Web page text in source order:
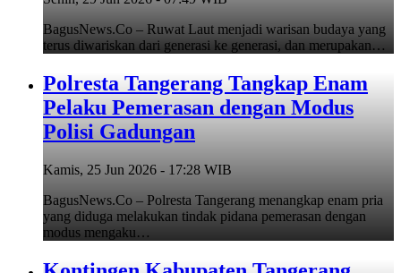
BagusNews.Co – Ruwat Laut menjadi warisan budaya yang
terus diwariskan dari generasi ke generasi, dan merupakan…
Polresta Tangerang Tangkap Enam
Pelaku Pemerasan dengan Modus
Polisi Gadungan
Kamis, 25 Jun 2026 - 17:28 WIB
BagusNews.Co – Polresta Tangerang menangkap enam pria
yang diduga melakukan tindak pidana pemerasan dengan
modus mengaku…